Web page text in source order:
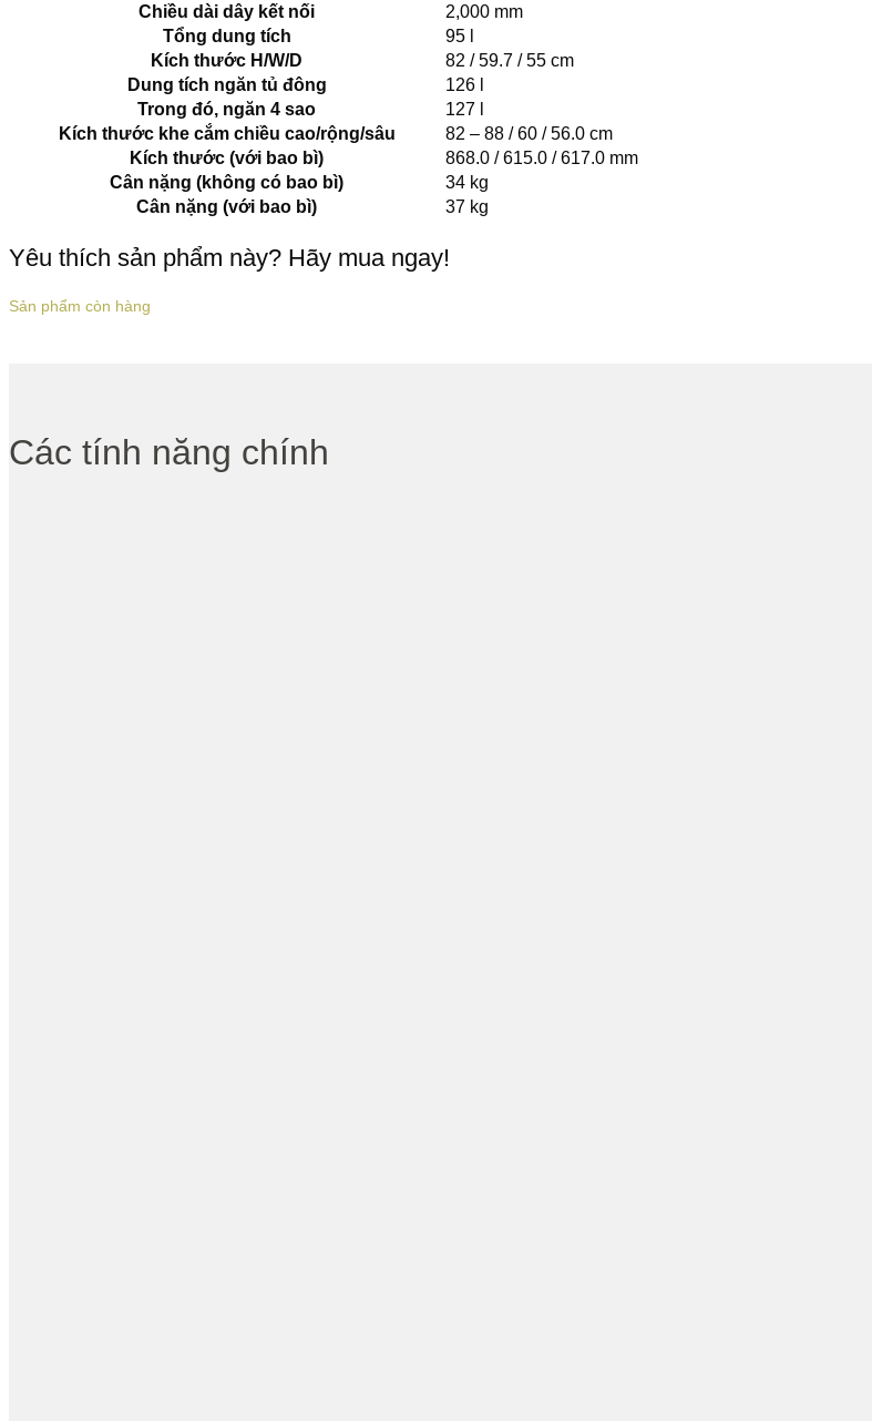
Chiều dài dây kết nối
2,000 mm
Tổng dung tích
95 l
Kích thước H/W/D
82 / 59.7 / 55 cm
Dung tích ngăn tủ đông
126 l
Trong đó, ngăn 4 sao
127 l
Kích thước khe cắm chiều cao/rộng/sâu
82 – 88 / 60 / 56.0 cm
Kích thước (với bao bì)
868.0 / 615.0 / 617.0 mm
Cân nặng (không có bao bì)
34 kg
Cân nặng (với bao bì)
37 kg
Yêu thích sản phẩm này? Hãy mua ngay!
Sản phẩm còn hàng
Các tính năng chính